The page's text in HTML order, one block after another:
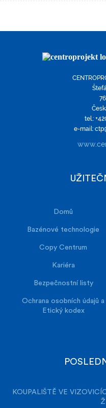
tel.:
e-mail:
Domů
Bazénové technologie
Copy Centrum
Kariéra
Bezpečnostní listy
Ochrana osobních údajů a
Etický kodex
KOUPALIŠTĚ VE